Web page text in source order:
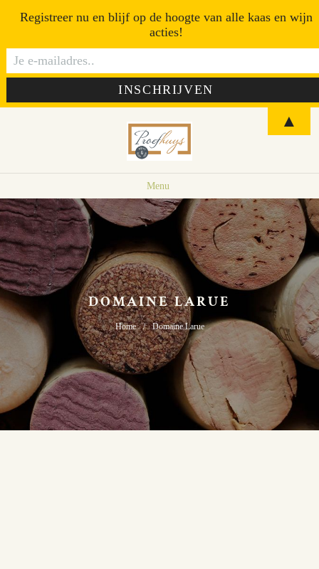
Menu
DOMAINE LARUE
Home Domaine Larue
Registreer nu en blijf op de hoogte van alle kaas en wijn
acties!
▲